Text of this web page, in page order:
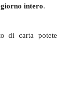
intero.
di carta potete